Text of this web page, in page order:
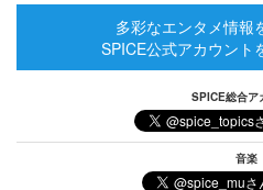
多彩なエンタメ情報
SPICE公式アカウント
SPICE総合ア
音楽